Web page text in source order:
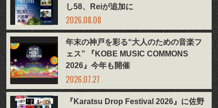
動画番組
PODCAST
音声番組
ARTICLE
記事
し58、Reiが追加に
2026.08.08
年末の神戸を彩る“大人のための音楽フ
ェス” 『KOBE MUSIC COMMONS
2026』今年も開催
2026.07.27
『Karatsu Drop Festival 2026』に佐野